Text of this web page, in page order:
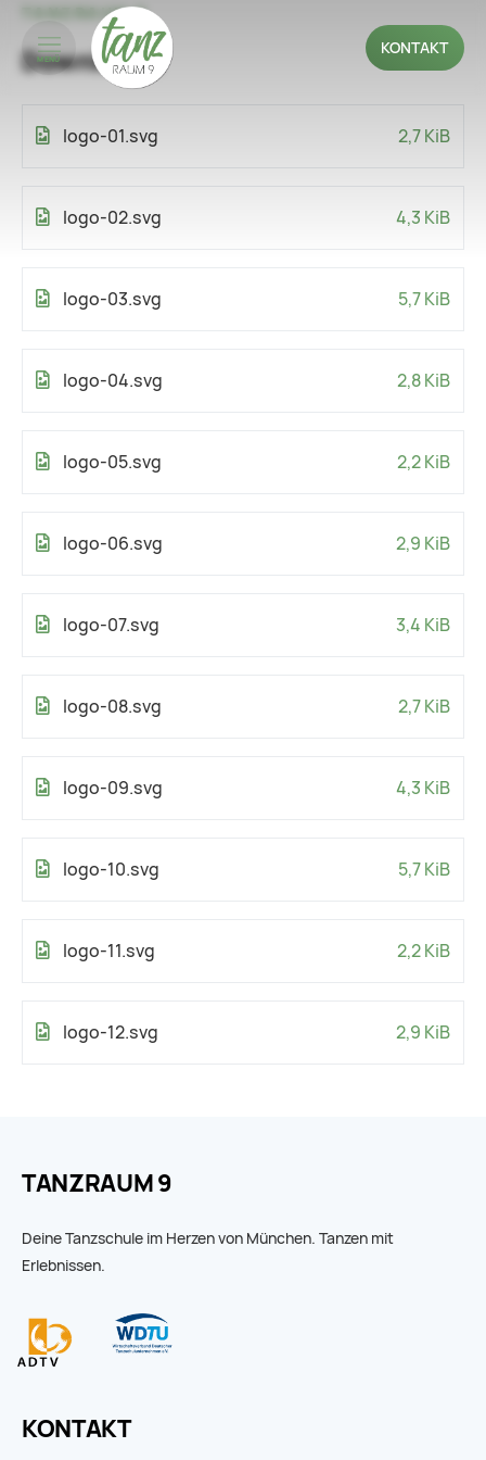
MENÜ
KONTAKT
TANZRAUM 9
Downloads
logo-01.svg 2,7 KiB
logo-02.svg 4,3 KiB
logo-03.svg 5,7 KiB
logo-04.svg 2,8 KiB
logo-05.svg 2,2 KiB
logo-06.svg 2,9 KiB
logo-07.svg 3,4 KiB
logo-08.svg 2,7 KiB
logo-09.svg 4,3 KiB
logo-10.svg 5,7 KiB
logo-11.svg 2,2 KiB
logo-12.svg 2,9 KiB
TANZRAUM 9
Deine Tanzschule im Herzen von München. Tanzen mit
Erlebnissen.
KONTAKT